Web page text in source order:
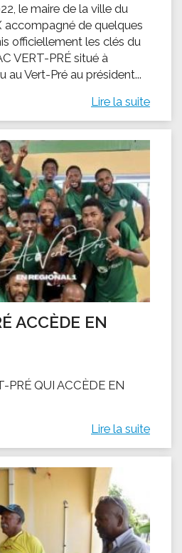
le maire de la ville du
accompagné de quelques
officiellement les clés du
VERT-PRÉ situé à
au Vert-Pré au président...
Lire la suite
ACCÈDE EN
PRÉ QUI ACCÈDE EN
Lire la suite